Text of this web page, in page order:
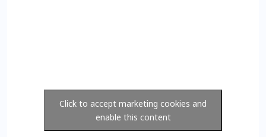
Click to accept marketing cookies and
enable this content